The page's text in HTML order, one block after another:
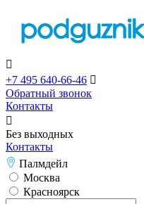

+7 495 640-66-46 
Обратный звонок
Контакты

Без выходных
Контакты
Палмдейл
Москва
Красноярск